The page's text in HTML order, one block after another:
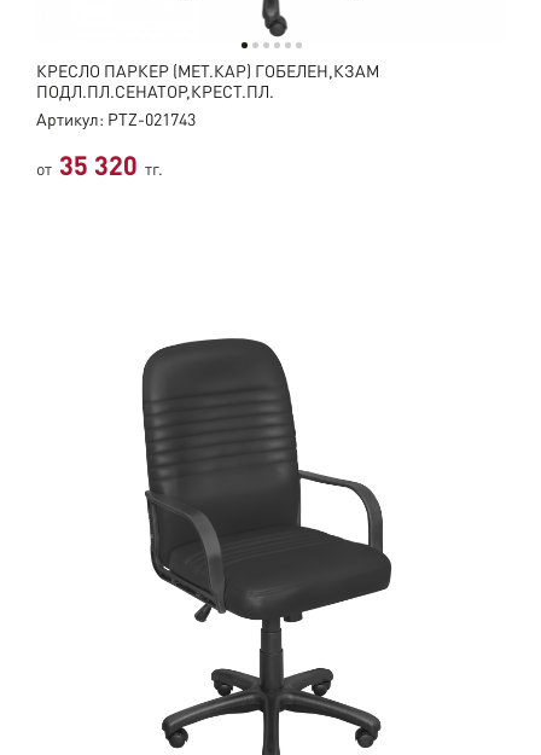
КРЕСЛО ПАРКЕР (МЕТ.КАР) ГОБЕЛЕН,КЗАМ
ПОДЛ.ПЛ.СЕНАТОР,КРЕСТ.ПЛ.
Артикул: PTZ-021743
от 35 320 тг.